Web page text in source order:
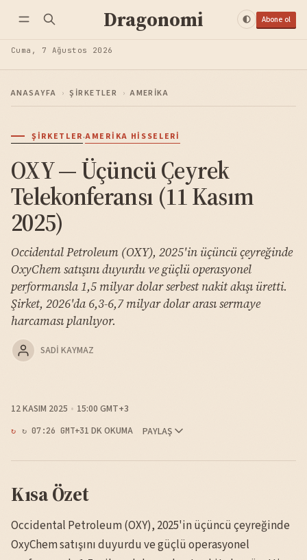
Dragonomi Abone ol
Cuma, 7 Ağustos 2026
ANASAYFA › ŞIRKETLER › AMERIKA
ŞIRKETLER·AMERIKA HISSELERI
OXY — Üçüncü Çeyrek
Telekonferansı (11 Kasım
2025)
Occidental Petroleum (OXY), 2025'in üçüncü çeyreğinde
OxyChem satışını duyurdu ve güçlü operasyonel
performansla 1,5 milyar dolar serbest nakit akışı üretti.
Şirket, 2026'da 6,3-6,7 milyar dolar arası sermaye
harcaması planlıyor.
SADI KAYMAZ
12 KASIM 2025 15:00 GMT+3
↻ 07:26 GMT+31 DK OKUMA PAYLAŞ
Kısa Özet
Occidental Petroleum (OXY), 2025'in üçüncü çeyreğinde
OxyChem satışını duyurdu ve güçlü operasyonel